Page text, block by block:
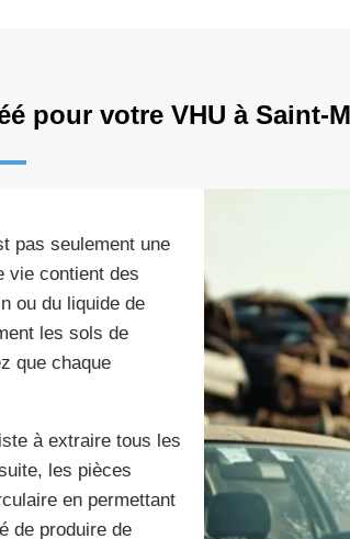
pour votre VHU à Saint-
pas seulement une
vie contient des
ou du liquide de
les sols de
que chaque
à extraire tous les
les pièces
en permettant
de produire de